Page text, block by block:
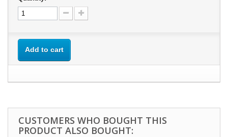
Add to cart
CUSTOMERS WHO BOUGHT THIS
PRODUCT ALSO BOUGHT: